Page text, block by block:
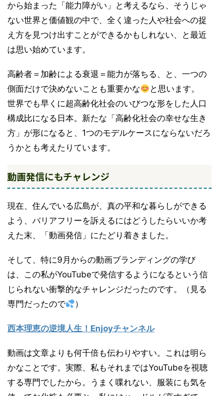
から始まった「能力障がい」と考えるなら、そうじゃ
ない世界と価値観の中で、全く違った人や社会への捉
え方を見つけ出すことができるかもしれない、と最近
は思い始めています。
高齢者＝加齢による衰退＝能力が落ちる、と、一つの
側面だけで決めないことも重要かな
と思います。
世界でも早くに超高齢化社会のいびつな形をした人口
構成比になる日本。新たな「高齢化社会の幸せな生き
方」が形になると、1つのモデルケースにならないだろ
うかとも考えたりています。
動画発信にもチャレンジ
現在、住んでいる広島が、真の平和な暮らしができる
よう、バリアフリーを訴えるにはどうしたらいいか考
えた末、「動画発信」にたどり着きました。
そして、特に9月からの動画ブランディングの学び
は、この私がYouTubeで発信するようになるという信
じられない衝撃的なチャレンジだったのです。（見る
専門だったので
）
西本理恵の逆境人生！Enjoyチャンネル
動画は文章よりも何千倍も伝わりやすい。これは明ら
かなことです。実際、私もそれまではYouTubeを視聴
する専門でしたから。うまく喋れない、服装にも気を